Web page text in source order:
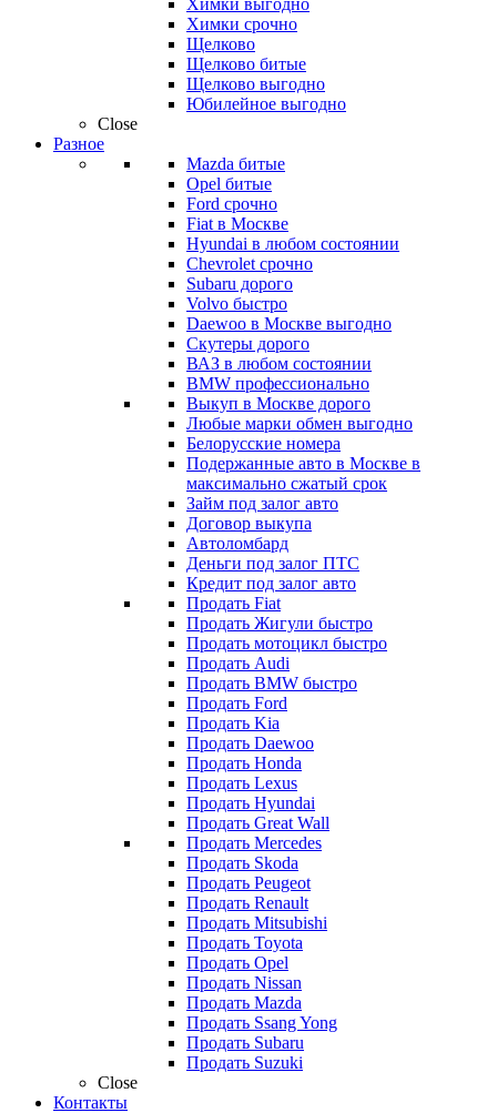
Химки выгодно
Химки срочно
Щелково
Щелково битые
Щелково выгодно
Юбилейное выгодно
Close
Разное
Mazda битые
Opel битые
Ford срочно
Fiat в Москве
Hyundai в любом состоянии
Chevrolet срочно
Subaru дорого
Volvo быстро
Daewoo в Москве выгодно
Скутеры дорого
ВАЗ в любом состоянии
BMW профессионально
Выкуп в Москве дорого
Любые марки обмен выгодно
Белорусские номера
Подержанные авто в Москве в
максимально сжатый срок
Займ под залог авто
Договор выкупа
Автоломбард
Деньги под залог ПТС
Кредит под залог авто
Продать Fiat
Продать Жигули быстро
Продать мотоцикл быстро
Продать Audi
Продать BMW быстро
Продать Ford
Продать Kia
Продать Daewoo
Продать Honda
Продать Lexus
Продать Hyundai
Продать Great Wall
Продать Mercedes
Продать Skoda
Продать Peugeot
Продать Renault
Продать Mitsubishi
Продать Toyota
Продать Opel
Продать Nissan
Продать Mazda
Продать Ssang Yong
Продать Subaru
Продать Suzuki
Close
Контакты